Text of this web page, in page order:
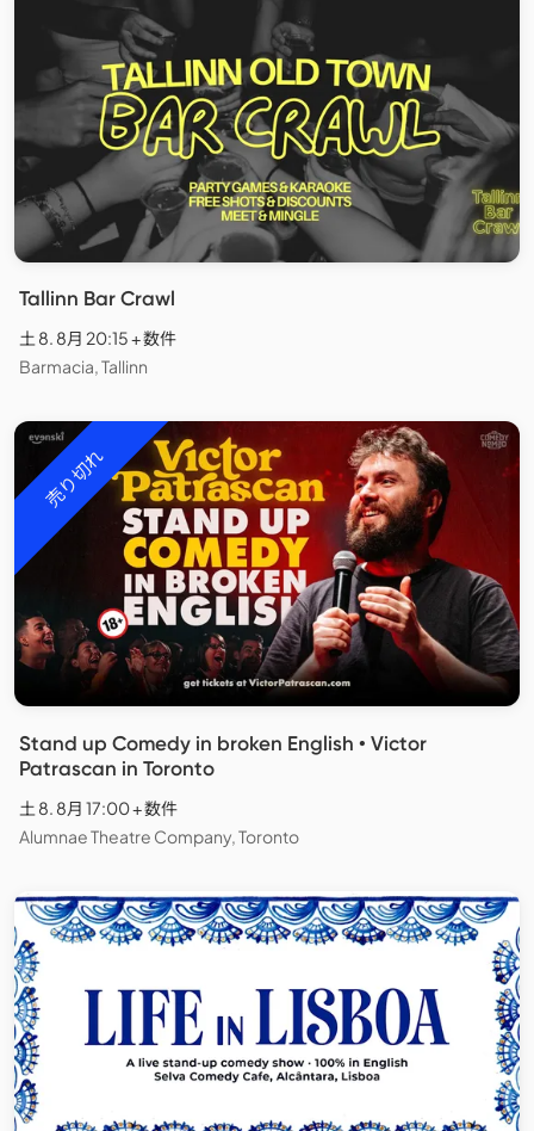
Tallinn Bar Crawl
土 8. 8月 20:15 + 数件
Barmacia, Tallinn
売り切れ
Stand up Comedy in broken English • Victor
Patrascan in Toronto
土 8. 8月 17:00 + 数件
Alumnae Theatre Company, Toronto